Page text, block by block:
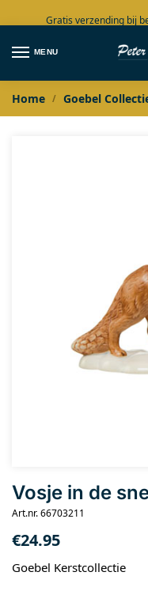
Gratis verzending bij
Grote
MENU
Home / Goebel
Vosje in de
Art.nr. 66703211
€24.95
Goebel Kerstcollectie